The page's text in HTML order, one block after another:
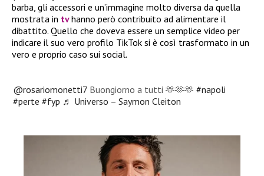
barba, gli accessori e un’immagine molto diversa da quella
mostrata in tvhanno però contribuito ad alimentare il
dibattito. Quello che doveva essere un semplice video per
indicare il suo vero profilo TikTok si è così trasformato in un
vero e proprio caso sui social.
@rosariomonetti7 Buongiorno a tutti 🫶🫶🫶#napoli
#perte #fyp ♬ Universo – Saymon Cleiton